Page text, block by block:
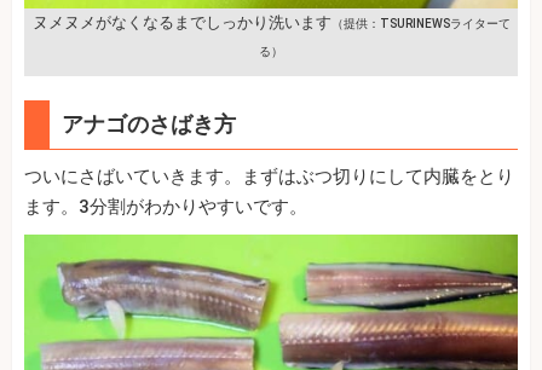
ヌメヌメがなくなるまでしっかり洗います （提供：TSURINEWSライターて
る）
アナゴのさばき方
ついにさばいていきます。まずはぶつ切りにして内臓をとり
ます。3分割がわかりやすいです。